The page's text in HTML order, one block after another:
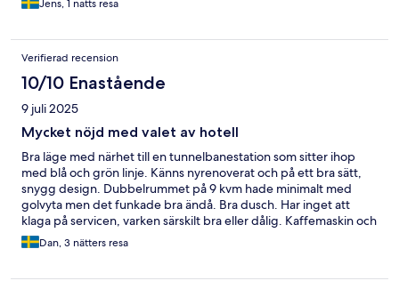
Jens, 1 natts resa
Verifierad recension
10/10 Enastående
9 juli 2025
Mycket nöjd med valet av hotell
Bra läge med närhet till en tunnelbanestation som sitter ihop
med blå och grön linje. Känns nyrenoverat och på ett bra sätt,
snygg design. Dubbelrummet på 9 kvm hade minimalt med
golvyta men det funkade bra ändå. Bra dusch. Har inget att
klaga på servicen, varken särskilt bra eller dålig. Kaffemaskin och
kylt vatten finns att tillgå i lobbyn. Ingen frukost men finns två
vanliga mataffärer på vägen från stationen och en liten kyl på
Dan, 3 nätters resa